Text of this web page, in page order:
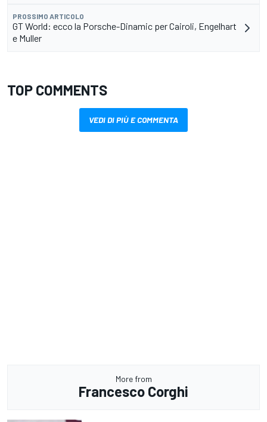
PROSSIMO ARTICOLO
GT World: ecco la Porsche-Dinamic per Cairoli, Engelhart
e Muller
TOP COMMENTS
VEDI DI PIÙ E COMMENTA
More from
Francesco Corghi